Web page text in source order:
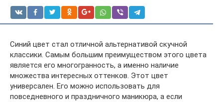
Синий цвет стал отличной альтернативой скучной
классики. Самым большим преимуществом этого цвета
является его многогранность, а именно наличие
множества интересных оттенков. Этот цвет
универсален. Его можно использовать для
повседневного и праздничного маникюра, а если